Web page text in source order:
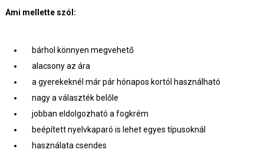
Ami mellette szól:
bárhol könnyen megvehető
alacsony az ára
a gyerekeknél már pár hónapos kortól használható
nagy a választék belőle
jobban eldolgozható a fogkrém
beépített nyelvkaparó is lehet egyes típusoknál
használata csendes